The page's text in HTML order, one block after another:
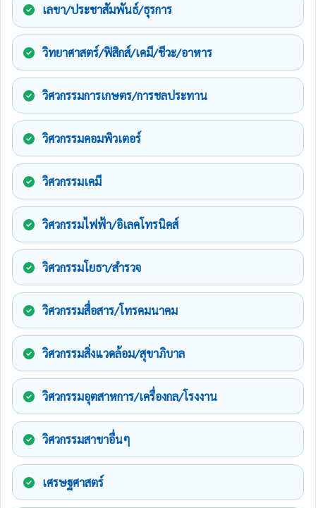
เลขา/ประชาสัมพันธ์/ธุรการ
วิทยาศาสตร์/ฟิสิกส์/เคมี/ชีวะ/อาหาร
วิศวกรรมการเกษตร/การชลประทาน
วิศวกรรมคอมพิวเตอร์
วิศวกรรมเคมี
วิศวกรรมไฟฟ้า/อิเลคโทรนิคส์
วิศวกรรมโยธา/สำรวจ
วิศวกรรมสื่อสาร/โทรคมนาคม
วิศวกรรมสิ่งแวดล้อม/สุขาภิบาล
วิศวกรรมอุตสาหการ/เครื่องกล/โรงงาน
วิศวกรรมสาขาอื่นๆ
เศรษฐศาสตร์